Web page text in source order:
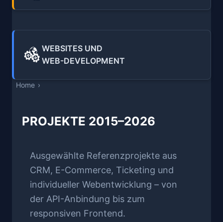
WEBSITES UND
WEB-DEVELOPMENT
Home
PROJEKTE 2015–2026
Ausgewählte Referenzprojekte aus
CRM, E-Commerce, Ticketing und
individueller Webentwicklung – von
der API-Anbindung bis zum
responsiven Frontend.